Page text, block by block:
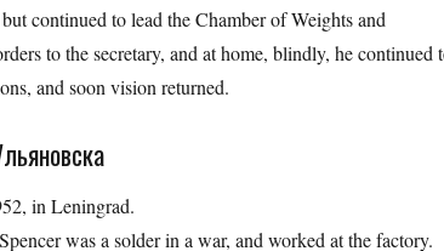
continued to lead the Chamber of Weights and
to the secretary, and at home, blindly, he continued
and soon vision returned.
in Leningrad.
was a solder in a war, and worked at the factory.